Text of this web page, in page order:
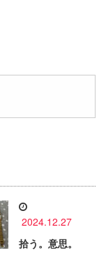
2024.12.27
拾う。意思。